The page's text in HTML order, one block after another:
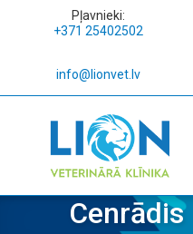
Pļavnieki:
+371 25402502
info@lionvet.lv
Cenrādis